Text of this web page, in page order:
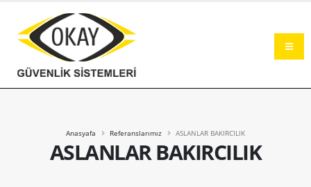
ASLANLAR BAKIRCILIK
Anasyafa Referanslarımız ASLANLAR BAKIRCILIK